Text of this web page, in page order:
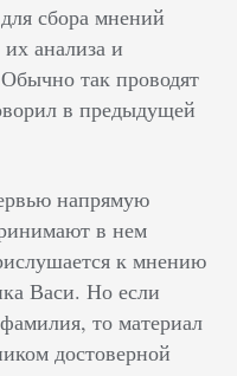
сбора мнений
анализа и
так проводят
в предыдущей
напрямую
в нем
к мнению
Васи. Но если
то материал
достоверной